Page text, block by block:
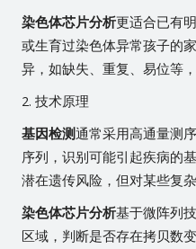
染色体芯片分析更适合已有
或生育过染色体异常孩子的
异，如缺失、重复、易位等
2. 技术原理
基因检测通常采用高通量测
序列，识别可能引起疾病的
潜在遗传风险，但对某些复
染色体芯片分析基于微阵列
区域，判断是否存在拷贝数